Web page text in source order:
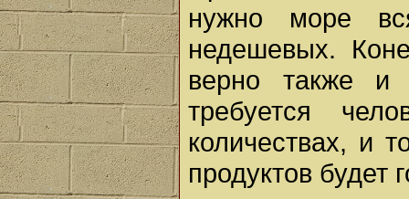
нужно море
недешевых.
верно также и
требуется
количествах, и
продуктов будет